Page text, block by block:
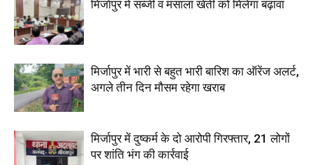
मिर्जापुर में सब्जी व मसाला खेती को मिलेगा बढ़ावा
मिर्जापुर में भारी से बहुत भारी बारिश का ऑरेंज अलर्ट,
अगले तीन दिन मौसम रहेगा खराब
मिर्जापुर में दुष्कर्म के दो आरोपी गिरफ्तार, 21 लोगों
पर शांति भंग की कार्रवाई